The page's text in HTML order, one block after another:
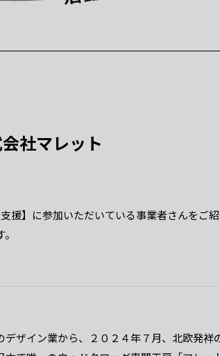
社マレット
援】に参加いただいている事業者さんをご
ザイン業から、２０２４年７月、北欧発祥